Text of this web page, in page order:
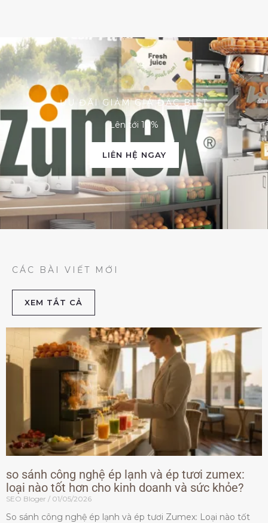
ƯU ĐÃI GIẢM GIÁ ĐẶC BIỆT
Lên tới 10%
LIÊN HỆ NGAY
CÁC BÀI VIẾT MỚI
XEM TẮT CẢ
so sánh công nghệ ép lạnh và ép tươi zumex:
loại nào tốt hơn cho kinh doanh và sức khỏe?
SEO Bloger 01/05/2026
So sánh công nghệ ép lạnh và ép tươi Zumex: Loại nào tốt